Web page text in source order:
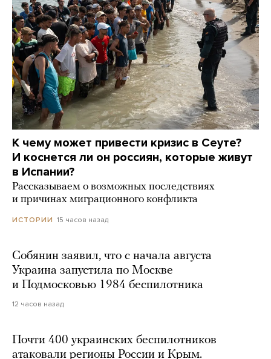
К чему может привести кризис в Сеуте?
И коснется ли он россиян, которые живут
в Испании?
Рассказываем о возможных последствиях
и причинах миграционного конфликта
ИСТОРИИ 15 часов назад
Собянин заявил, что с начала августа
Украина запустила по Москве
и Подмосковью 1984 беспилотника
12 часов назад
Почти 400 украинских беспилотников
атаковали регионы России и Крым.